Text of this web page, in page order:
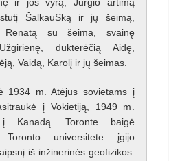
ŠalkauSką ir jų šeimą,
Renatą su šeima, svainę
dukterėčią Aidę,
Vaidą, Karolį ir jų šeimas.
1934 m. Atėjus sovietams į
į Vokietiją, 1949 m.
į Kanadą. Toronte baigė
Toronto universitete įgijo
iš inžinerinės geofizikos.